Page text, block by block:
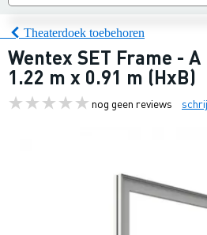
Theaterdoek toebehoren
Wentex SET Frame - A
1.22 m x 0.91 m (HxB)
nog geen reviews